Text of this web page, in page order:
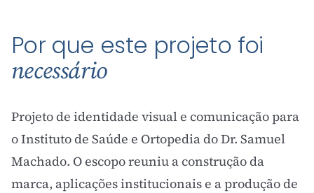
Por que este projeto foi
necessário
Projeto de identidade visual e comunicação para
o Instituto de Saúde e Ortopedia do Dr. Samuel
Machado. O escopo reuniu a construção da
marca, aplicações institucionais e a produção de